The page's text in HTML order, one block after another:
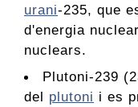
urani-235, que
d'energia
nuclears.
Plutoni-239
del plutoni i es